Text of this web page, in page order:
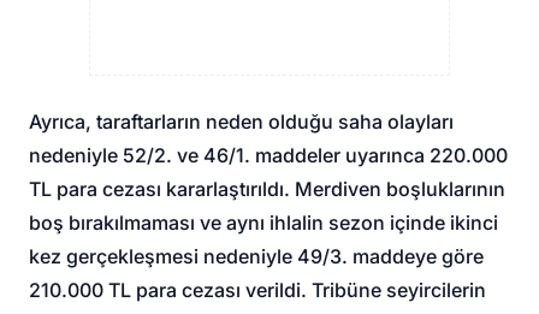
Ayrıca, taraftarların neden olduğu saha olayları
nedeniyle 52/2. ve 46/1. maddeler uyarınca 220.000
TL para cezası kararlaştırıldı. Merdiven boşluklarının
boş bırakılmaması ve aynı ihlalin sezon içinde ikinci
kez gerçekleşmesi nedeniyle 49/3. maddeye göre
210.000 TL para cezası verildi. Tribüne seyircilerin